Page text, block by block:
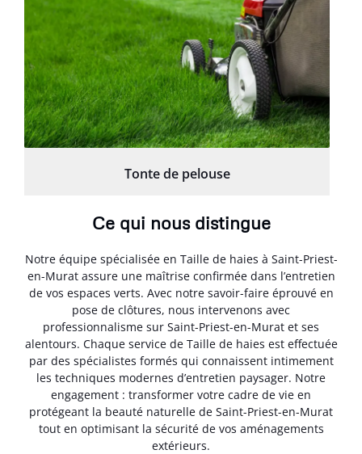
Tonte de pelouse
Ce qui nous distingue
Notre équipe spécialisée en Taille de haies à Saint-Priest-
en-Murat assure une maîtrise confirmée dans l’entretien
de vos espaces verts. Avec notre savoir-faire éprouvé en
pose de clôtures, nous intervenons avec
professionnalisme sur Saint-Priest-en-Murat et ses
alentours. Chaque service de Taille de haies est effectuée
par des spécialistes formés qui connaissent intimement
les techniques modernes d’entretien paysager. Notre
engagement : transformer votre cadre de vie en
protégeant la beauté naturelle de Saint-Priest-en-Murat
tout en optimisant la sécurité de vos aménagements
extérieurs.